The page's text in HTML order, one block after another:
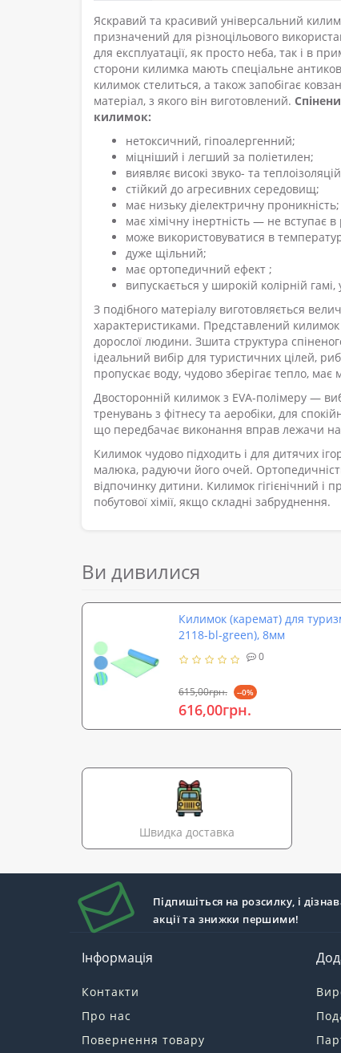
Яскравий та красивий універсальний
призначений для різноцільового
для експлуатації, як просто неба, так і в
сторони килимка мають спеціальне
килимок стелиться, а також запобігає
матеріал, з якого він виготовлений.
килимок:
нетоксичний, гіпоалергенний;
міцніший і легший за поліетилен;
виявляє високі звуко- та
стійкий до агресивних середовищ;
має низьку діелектричну проникність;
має хімічну інертність — не вступає
може використовуватися в
дуже щільний;
має ортопедичний ефект ;
випускається у широкій колірній
З подібного матеріалу виготовляється
характеристиками. Представлений
дорослої людини. Зшита структура
ідеальний вибір для туристичних цілей,
пропускає воду, чудово зберігає тепло, має
Двосторонній килимок з EVA-полімеру —
тренувань з фітнесу та аеробіки, для
що передбачає виконання вправ лежачи на
Килимок чудово підходить і для дитячих
малюка, радуючи його очей.
відпочинку дитини. Килимок гігієнічний і
побутової хімії, якщо складні забруднення.
Ви дивилися
Килимок (каремат) для
2118-bl-green), 8мм
0
615,00грн. --0%
616,00грн.
Швидка доставка
Підпишіться на розсилку, і
акції та знижки першими!
Інформація
Контакти
Про нас
Повернення товару